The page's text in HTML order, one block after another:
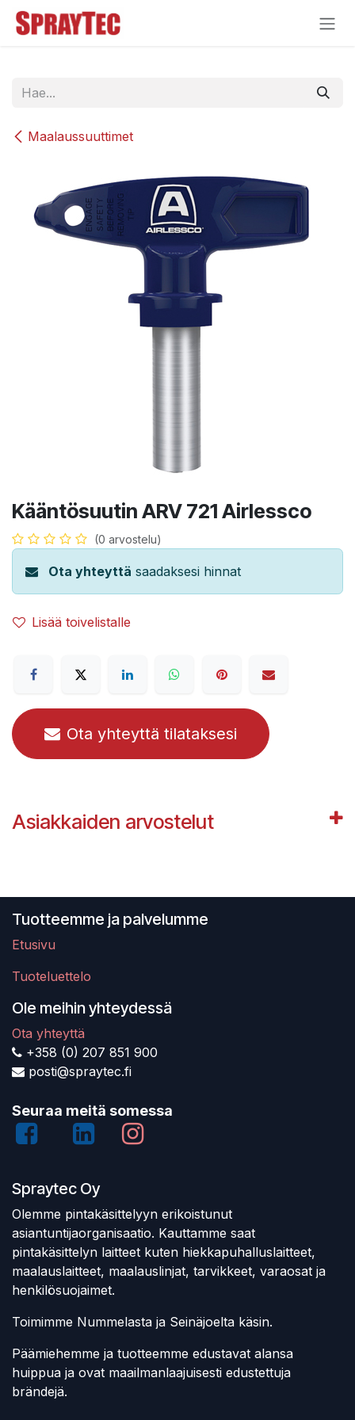
Siirry sisältöön
Maalaussuuttimet
Kääntösuutin ARV 721 Airlessco
(0 arvostelu)
Ota yhteyttä saadaksesi hinnat
Lisää toivelistalle
Ota yhteyttä tilataksesi
Asiakkaiden arvostelut
Tuotteemme ja palvelumme
Etusivu
Tuoteluettelo
Ole meihin yhteydessä
Ota yhteyttä
+358 (0) 207 851 900
posti@spraytec.fi
Seuraa meitä somessa
Spraytec Oy
Olemme pintakäsittelyyn erikoistunut
asiantuntijaorganisaatio. Kauttamme saat
pintakäsittelyn laitteet kuten hiekkapuhalluslaitteet,
maalauslaitteet, maalauslinjat, tarvikkeet, varaosat ja
henkilösuojaimet.
Toimimme Nummelasta ja Seinäjoelta käsin.
Päämiehemme ja tuotteemme edustavat alansa
huippua ja ovat maailmanlaajuisesti edustettuja
brändejä.